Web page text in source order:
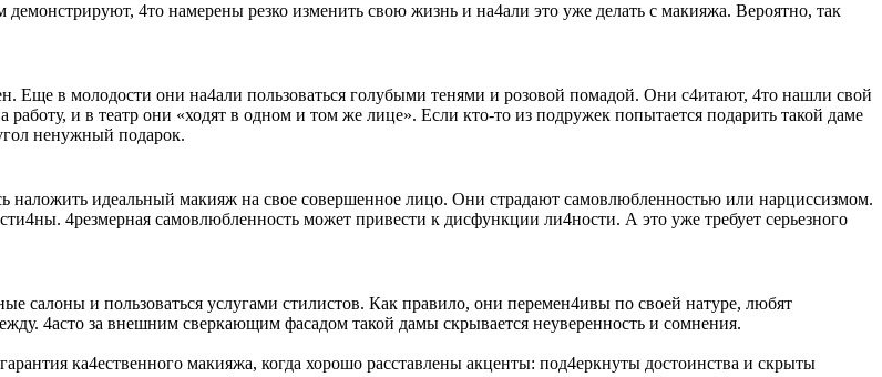
4то намерены резко изменить свою жизнь и на4али это уже делать с макияжа. Вероятно, так
в молодости они на4али пользоваться голубыми тенями и розовой помадой. Они с4итают, 4то нашли свой
и в театр они «ходят в одном и том же лице». Если кто-то из подружек попытается подарить такой даме
ненужный подарок.
наложить идеальный макияж на свое совершенное лицо. Они страдают самовлюбленностью или нарциссизмом.
4резмерная самовлюбленность может привести к дисфункции ли4ности. А это уже требует серьезного
салоны и пользоваться услугами стилистов. Как правило, они перемен4ивы по своей натуре, любят
4асто за внешним сверкающим фасадом такой дамы скрывается неуверенность и сомнения.
ка4ественного макияжа, когда хорошо расставлены акценты: под4еркнуты достоинства и скрыты